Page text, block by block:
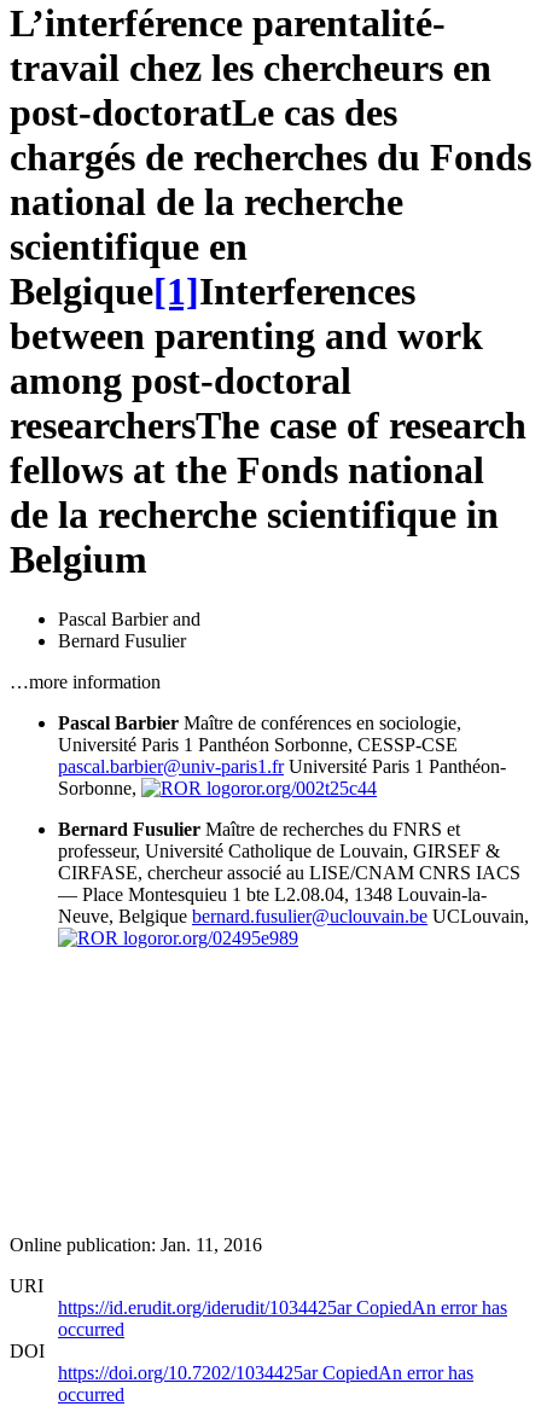
L’interférence parentalité-
travail chez les chercheurs en
post-doctoratLe cas des
chargés de recherches du Fonds
national de la recherche
scientifique en
Belgique[1]Interferences
between parenting and work
among post-doctoral
researchersThe case of research
fellows at the Fonds national
de la recherche scientifique in
Belgium
Pascal Barbierand
Bernard Fusulier
…more information
Pascal Barbier Maître de conférences en sociologie,
Université Paris 1 Panthéon Sorbonne, CESSP-CSE
pascal.barbier@univ-paris1.fr Université Paris 1 Panthéon-
Sorbonne,
ror.org/002t25c44
Bernard Fusulier Maître de recherches du FNRS et
professeur, Université Catholique de Louvain, GIRSEF &
CIRFASE, chercheur associé au LISE/CNAM CNRS IACS
— Place Montesquieu 1 bte L2.08.04, 1348 Louvain-la-
Neuve, Belgique bernard.fusulier@uclouvain.be UCLouvain,
ror.org/02495e989
Online publication: Jan. 11, 2016
URI
https://id.erudit.org/iderudit/1034425arCopiedAn error has
occurred
DOI
https://doi.org/10.7202/1034425arCopiedAn error has
occurred